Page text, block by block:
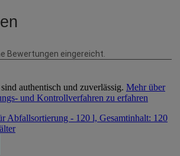
authentisch und zuverlässig. Mehr über
und Kontrollverfahren zu erfahren